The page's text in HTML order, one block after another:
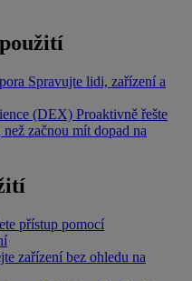
Spravujte lidi, zařízení a
(DEX) Proaktivně řešte
začnou mít dopad na
přístup pomocí
zařízení bez ohledu na